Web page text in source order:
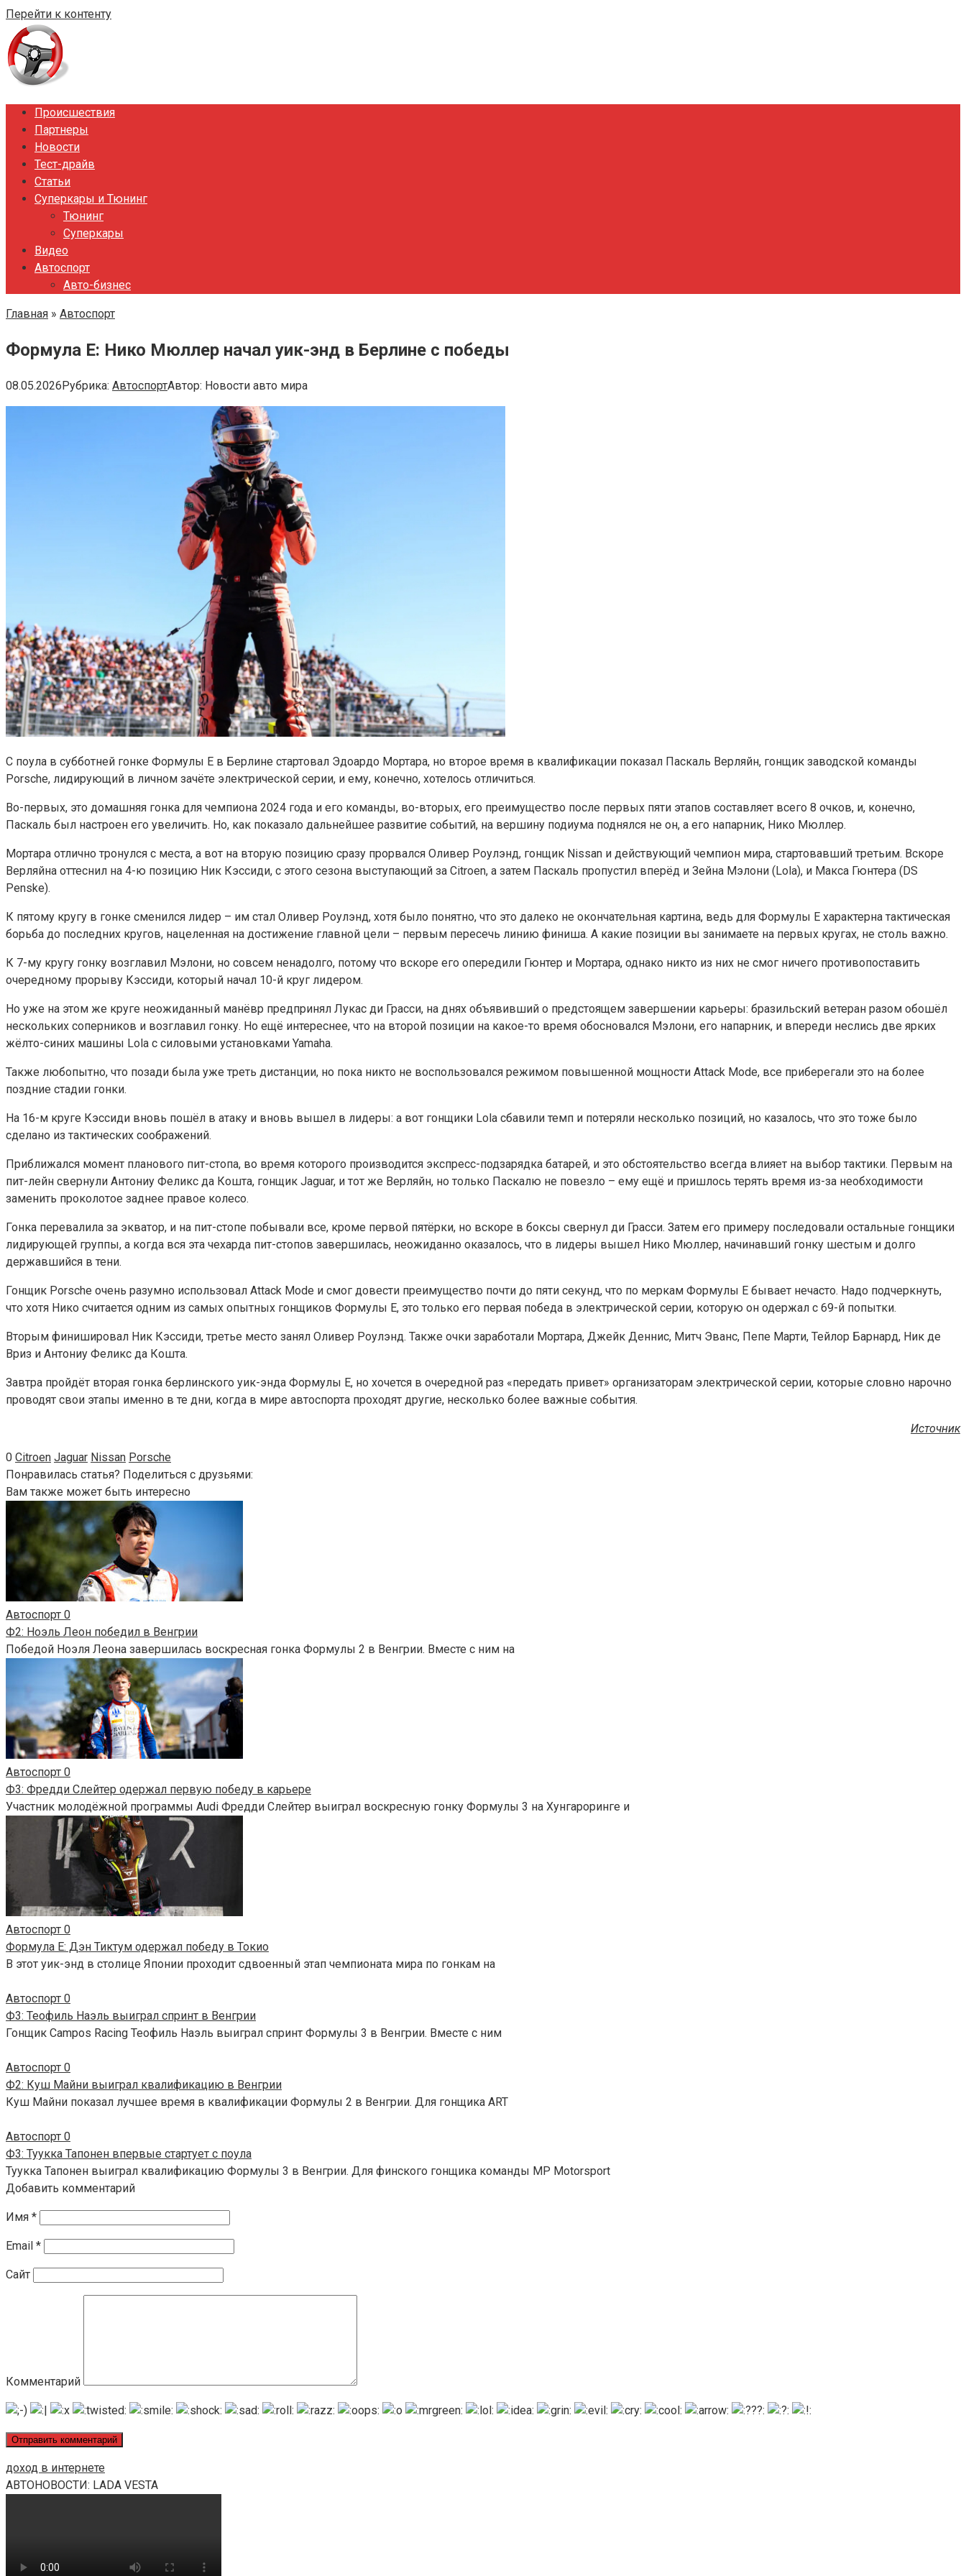
Перейти к контенту
Происшествия
Партнеры
Новости
Тест-драйв
Статьи
Суперкары и Тюнинг
Тюнинг
Суперкары
Видео
Автоспорт
Авто-бизнес
Главная » Автоспорт
Формула E: Нико Мюллер начал уик-энд в Берлине с победы
08.05.2026Рубрика: АвтоспортАвтор: Новости авто мира
С поула в субботней гонке Формулы E в Берлине стартовал Эдоардо Мортара, но второе время в квалификации показал Паскаль Верляйн, гонщик заводской команды
Porsche, лидирующий в личном зачёте электрической серии, и ему, конечно, хотелось отличиться.
Во-первых, это домашняя гонка для чемпиона 2024 года и его команды, во-вторых, его преимущество после первых пяти этапов составляет всего 8 очков, и, конечно,
Паскаль был настроен его увеличить. Но, как показало дальнейшее развитие событий, на вершину подиума поднялся не он, а его напарник, Нико Мюллер.
Мортара отлично тронулся с места, а вот на вторую позицию сразу прорвался Оливер Роулэнд, гонщик Nissan и действующий чемпион мира, стартовавший третьим. Вскоре
Верляйна оттеснил на 4-ю позицию Ник Кэссиди, с этого сезона выступающий за Citroen, а затем Паскаль пропустил вперёд и Зейна Мэлони (Lola), и Макса Гюнтера (DS
Penske).
К пятому кругу в гонке сменился лидер – им стал Оливер Роулэнд, хотя было понятно, что это далеко не окончательная картина, ведь для Формулы Е характерна тактическая
борьба до последних кругов, нацеленная на достижение главной цели – первым пересечь линию финиша. А какие позиции вы занимаете на первых кругах, не столь важно.
К 7-му кругу гонку возглавил Мэлони, но совсем ненадолго, потому что вскоре его опередили Гюнтер и Мортара, однако никто из них не смог ничего противопоставить
очередному прорыву Кэссиди, который начал 10-й круг лидером.
Но уже на этом же круге неожиданный манёвр предпринял Лукас ди Грасси, на днях объявивший о предстоящем завершении карьеры: бразильский ветеран разом обошёл
нескольких соперников и возглавил гонку. Но ещё интереснее, что на второй позиции на какое-то время обосновался Мэлони, его напарник, и впереди неслись две ярких
жёлто-синих машины Lola с силовыми установками Yamaha.
Также любопытно, что позади была уже треть дистанции, но пока никто не воспользовался режимом повышенной мощности Attack Mode, все приберегали это на более
поздние стадии гонки.
На 16-м круге Кэссиди вновь пошёл в атаку и вновь вышел в лидеры: а вот гонщики Lola сбавили темп и потеряли несколько позиций, но казалось, что это тоже было
сделано из тактических соображений.
Приближался момент планового пит-стопа, во время которого производится экспресс-подзарядка батарей, и это обстоятельство всегда влияет на выбор тактики. Первым на
пит-лейн свернули Антониу Феликс да Кошта, гонщик Jaguar, и тот же Верляйн, но только Паскалю не повезло – ему ещё и пришлось терять время из-за необходимости
заменить проколотое заднее правое колесо.
Гонка перевалила за экватор, и на пит-стопе побывали все, кроме первой пятёрки, но вскоре в боксы свернул ди Грасси. Затем его примеру последовали остальные гонщики
лидирующей группы, а когда вся эта чехарда пит-стопов завершилась, неожиданно оказалось, что в лидеры вышел Нико Мюллер, начинавший гонку шестым и долго
державшийся в тени.
Гонщик Porsche очень разумно использовал Attack Mode и смог довести преимущество почти до пяти секунд, что по меркам Формулы E бывает нечасто. Надо подчеркнуть,
что хотя Нико считается одним из самых опытных гонщиков Формулы E, это только его первая победа в электрической серии, которую он одержал с 69-й попытки.
Вторым финишировал Ник Кэссиди, третье место занял Оливер Роулэнд. Также очки заработали Мортара, Джейк Деннис, Митч Эванс, Пепе Марти, Тейлор Барнард, Ник де
Вриз и Антониу Феликс да Кошта.
Завтра пройдёт вторая гонка берлинского уик-энда Формулы E, но хочется в очередной раз «передать привет» организаторам электрической серии, которые словно нарочно
проводят свои этапы именно в те дни, когда в мире автоспорта проходят другие, несколько более важные события.
Источник
0 Citroen Jaguar Nissan Porsche
Понравилась статья? Поделиться с друзьями:
Вам также может быть интересно
Автоспорт 0
Ф2: Ноэль Леон победил в Венгрии
Победой Ноэля Леона завершилась воскресная гонка Формулы 2 в Венгрии. Вместе с ним на
Автоспорт 0
Ф3: Фредди Слейтер одержал первую победу в карьере
Участник молодёжной программы Audi Фредди Слейтер выиграл воскресную гонку Формулы 3 на Хунгароринге и
Автоспорт 0
Формула E: Дэн Тиктум одержал победу в Токио
В этот уик-энд в столице Японии проходит сдвоенный этап чемпионата мира по гонкам на
Автоспорт 0
Ф3: Теофиль Наэль выиграл спринт в Венгрии
Гонщик Campos Racing Теофиль Наэль выиграл спринт Формулы 3 в Венгрии. Вместе с ним
Автоспорт 0
Ф2: Куш Майни выиграл квалификацию в Венгрии
Куш Майни показал лучшее время в квалификации Формулы 2 в Венгрии. Для гонщика ART
Автоспорт 0
Ф3: Туукка Тапонен впервые стартует с поула
Туукка Тапонен выиграл квалификацию Формулы 3 в Венгрии. Для финского гонщика команды MP Motorsport
Добавить комментарий
Имя *
Email *
Сайт
Комментарий
доход в интернете
АВТОНОВОСТИ: LADA VESTA